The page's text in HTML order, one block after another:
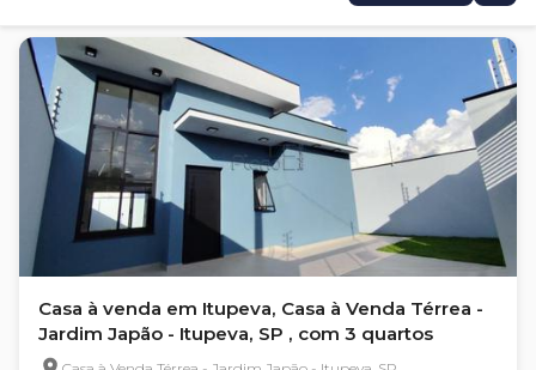
Casa à venda em Itupeva, Casa à Venda Térrea -
Jardim Japão - Itupeva, SP , com 3 quartos